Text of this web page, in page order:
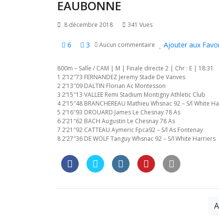
EAUBONNE
8 décembre 2018 341 Vues
6 3 Aucun commentaire Ajouter aux
800m – Salle / CAM | M | Finale directe 2 | Chr : E | 18:31
1 2’12″73 FERNANDEZ Jeremy Stade De Vanves
2 2’13″09 DALTIN Florian Ac Montesson
3 2’15″13 VALLEE Remi Stadium Montigny Athletic Club
4 2’15″48 BRANCHEREAU Mathieu Whsnac 92 – S/l White
5 2’16″93 DROUARD James Le Chesnay 78 As
6 2’21″62 BACH Augustin Le Chesnay 78 As
7 2’21″92 CATTEAU Aymeric Fpca92 – S/l As Fontenay
8 2’27″36 DE WOLF Tanguy Whsnac 92 – S/l White Harriers